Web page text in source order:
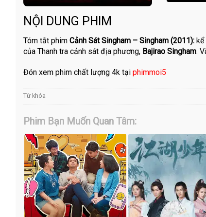
NỘI DUNG PHIM
Tóm tắt phim Cảnh Sát Singham – Singham (2011):
của Thanh tra cảnh sát địa phương, Bajirao Singham.
Đón xem phim chất lượng 4k tại phimmoi5
Từ khóa
Phim Bạn Muốn Quan Tâm: